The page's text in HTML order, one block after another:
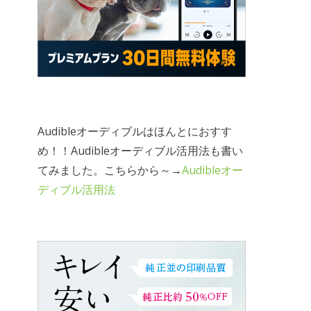
Audibleオーディブルはほんとにおすす
め！！Audibleオーディブル活用法も書い
てみました。こちらから～→Audibleオー
ディブル活用法